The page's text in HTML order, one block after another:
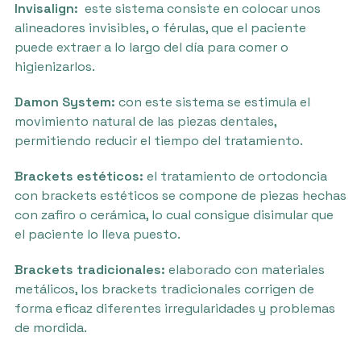
Invisalign: este sistema consiste en colocar unos
alineadores invisibles, o férulas, que el paciente
puede extraer a lo largo del día para comer o
higienizarlos.
Damon System: con este sistema se estimula el
movimiento natural de las piezas dentales,
permitiendo reducir el tiempo del tratamiento.
Brackets estéticos: el tratamiento de ortodoncia
con brackets estéticos se compone de piezas hechas
con zafiro o cerámica, lo cual consigue disimular que
el paciente lo lleva puesto.
Brackets tradicionales: elaborado con materiales
metálicos, los brackets tradicionales corrigen de
forma eficaz diferentes irregularidades y problemas
de mordida.